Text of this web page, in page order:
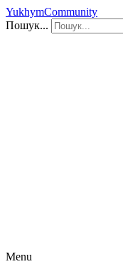
YukhymCommunity
Пошук...
Menu